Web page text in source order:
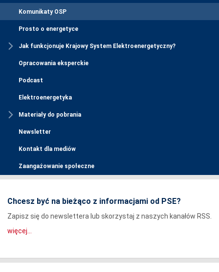
Komunikaty OSP
Prosto o energetyce
Jak funkcjonuje Krajowy System Elektroenergetyczny?
Opracowania eksperckie
Podcast
Elektroenergetyka
Materiały do pobrania
Newsletter
Kontakt dla mediów
Zaangażowanie społeczne
Chcesz być na bieżąco z informacjami od PSE?
Zapisz się do newslettera lub skorzystaj z naszych kanałów RSS.
więcej...